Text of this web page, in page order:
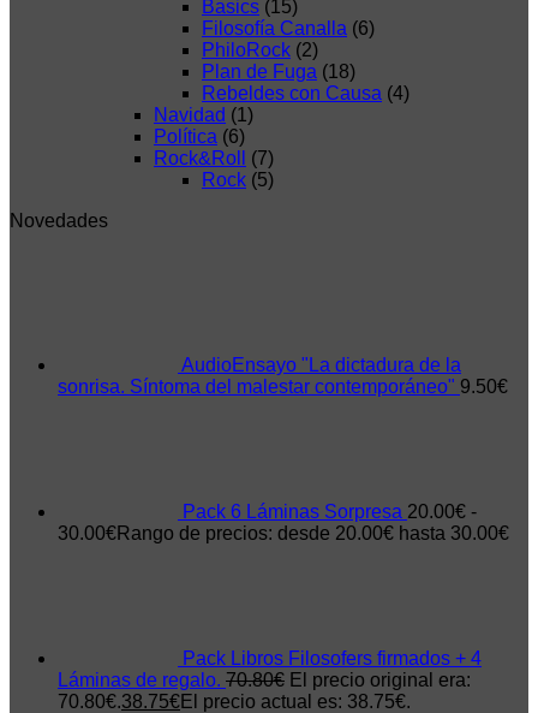
Basics (15)
Filosofía Canalla (6)
PhiloRock (2)
Plan de Fuga (18)
Rebeldes con Causa (4)
Navidad (1)
Política (6)
Rock&Roll
(7)
Rock (5)
Novedades
AudioEnsayo "La dictadura de la
sonrisa. Síntoma del malestar contemporáneo" 9.50€
Pack 6 Láminas Sorpresa 20.00€ -
30.00€Rango de precios: desde 20.00€ hasta 30.00€
Pack Libros Filosofers firmados + 4
Láminas de regalo. 70.80€ El precio original era:
70.80€.38.75€El precio actual es: 38.75€.